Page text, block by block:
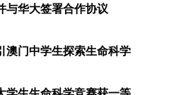
与华大签署合作协议
澳门中学生探索生命科学